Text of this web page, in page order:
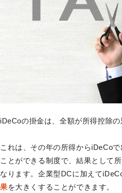
iDeCoの掛金は、全額が所得控除の
これは、その年の所得からiDeCo
ことができる制度で、結果として
なります。企業型DCに加えて
果を大きくすることができます。